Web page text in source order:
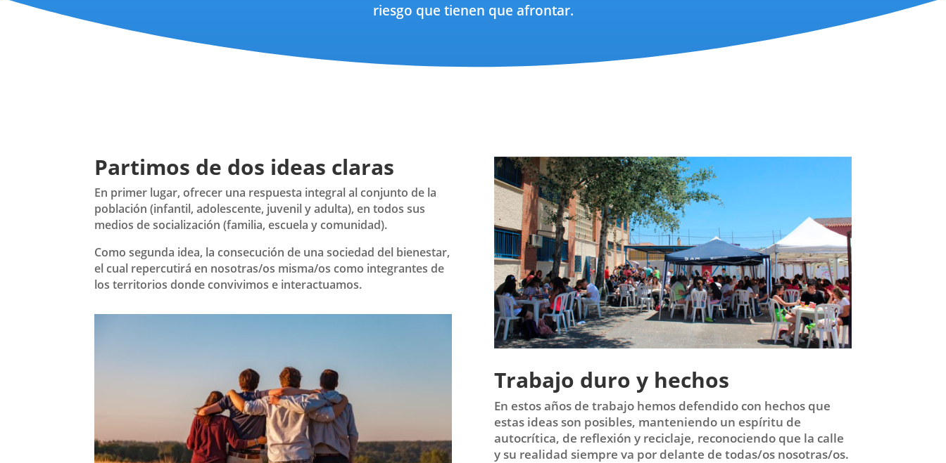
riesgo que tienen que afrontar.
Partimos de dos ideas claras
En primer lugar, ofrecer una respuesta integral al conjunto de la
población (infantil, adolescente, juvenil y adulta), en todos sus
medios de socialización (familia, escuela y comunidad).
Como segunda idea, la consecución de una sociedad del bienestar,
el cual repercutirá en nosotras/os misma/os como integrantes de
los territorios donde convivimos e interactuamos.
Trabajo duro y hechos
En estos años de trabajo hemos defendido con hechos que
estas ideas son posibles, manteniendo un espíritu de
autocrítica, de reflexión y reciclaje, reconociendo que la calle
y su realidad siempre va por delante de todas/os nosotras/os.